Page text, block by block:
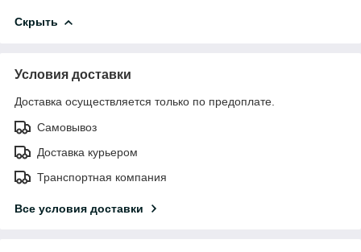
Скрыть
Условия доставки
Доставка осуществляется только по предоплате.
Самовывоз
Доставка курьером
Транспортная компания
Все условия доставки